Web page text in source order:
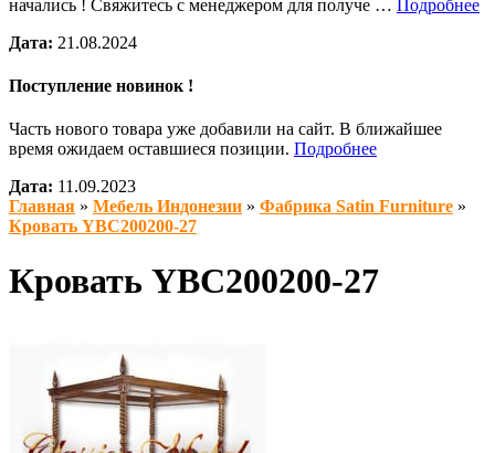
начались ! Свяжитесь с менеджером для получе …
Подробнее
Дата: 21.08.2024
Поступление новинок !
Часть нового товара уже добавили на сайт. В ближайшее
время ожидаем оставшиеся позиции. Подробнее
Дата: 11.09.2023
Главная » Мебель Индонезии » Фабрика Satin Furniture »
Кровать YBC200200-27
Кровать YBC200200-27